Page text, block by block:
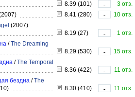
8.39 (101) -
3 отз.
8.41 (280) -
10 отз.
(2007)
8.19 (27) -
1 отз.
/The Dreaming
8.29 (530) -
15 отз.
/The Temporal
8.36 (422) -
11 отз.
бездна /The
8.30 (410) - 11 отз.